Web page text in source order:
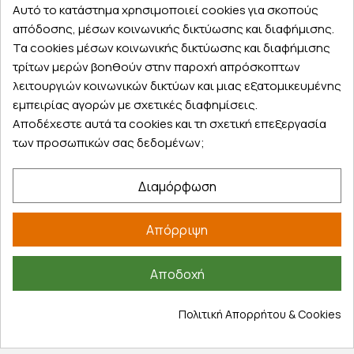
Επικοινωνία
Σχετικά με εμάς
Πολιτική απορρήτου
Όροι χρήσης
Cookies
Άρθρα
Αποκλειστικές προσφορές
Εγγραφείτε με το email σας για να ενημερώνεστε
πρώτοι για προσφορές, διαγωνισμούς, εκπτωτικούς
κωδικούς και μοναδικά δώρα!
Αυτό το κατάστημα χρησιμοποιεί cookies για σκοπούς
απόδοσης, μέσων κοινωνικής δικτύωσης και διαφήμισης.
Τα cookies μέσων κοινωνικής δικτύωσης και διαφήμισης
τρίτων μερών βοηθούν στην παροχή απρόσκοπτων
λειτουργιών κοινωνικών δικτύων και μιας εξατομικευμένης
εμπειρίας αγορών με σχετικές διαφημίσεις.
Αποδέχεστε αυτά τα cookies και τη σχετική επεξεργασία
των προσωπικών σας δεδομένων;
Διαμόρφωση
Απόρριψη
Αποδοχή
Πολιτική Απορρήτου & Cookies